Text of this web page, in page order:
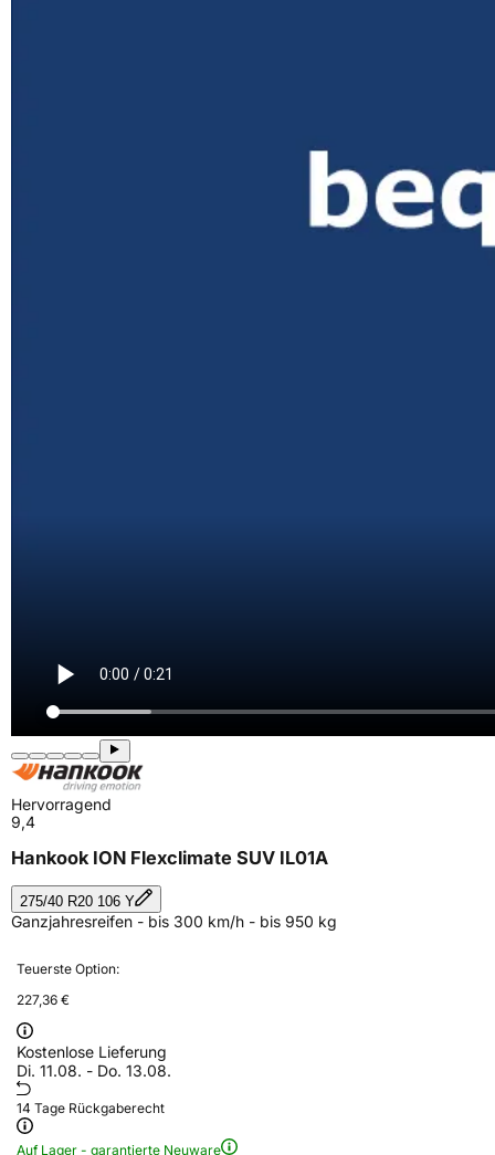
Hervorragend
9,4
Hankook ION Flexclimate SUV IL01A
275/40 R20 106 Y
Ganzjahresreifen - bis 300 km/h - bis 950 kg
Teuerste Option:
227,36 €
Kostenlose Lieferung
Di. 11.08. - Do. 13.08.
14 Tage Rückgaberecht
Auf Lager - garantierte Neuware